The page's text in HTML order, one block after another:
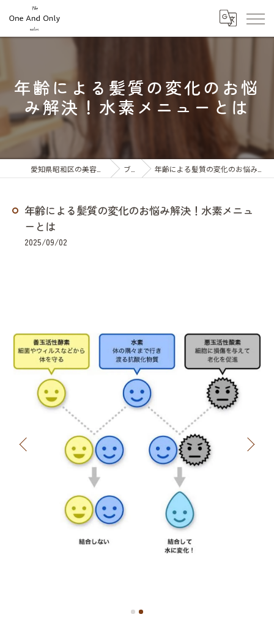
年齢による髪質の変化のお悩
み解決！水素メニューとは
愛知県昭和区の美容室ならOne And Only ブログ 年齢による髪質の変化のお悩み解決！水素メニューとは
年齢による髪質の変化のお悩み解決！水素メニュ
ーとは
2025/09/02